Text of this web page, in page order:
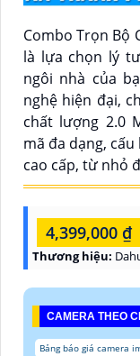
Combo Trọn Bộ
là lựa chọn lý
ngôi nhà của
nghệ hiện đại,
chất lượng 2.0
mã đa dạng,
cao cấp, từ nhỏ
4,399,000 ₫
Thương hiệu:
CAMERA THEO
Bảng báo giá camera